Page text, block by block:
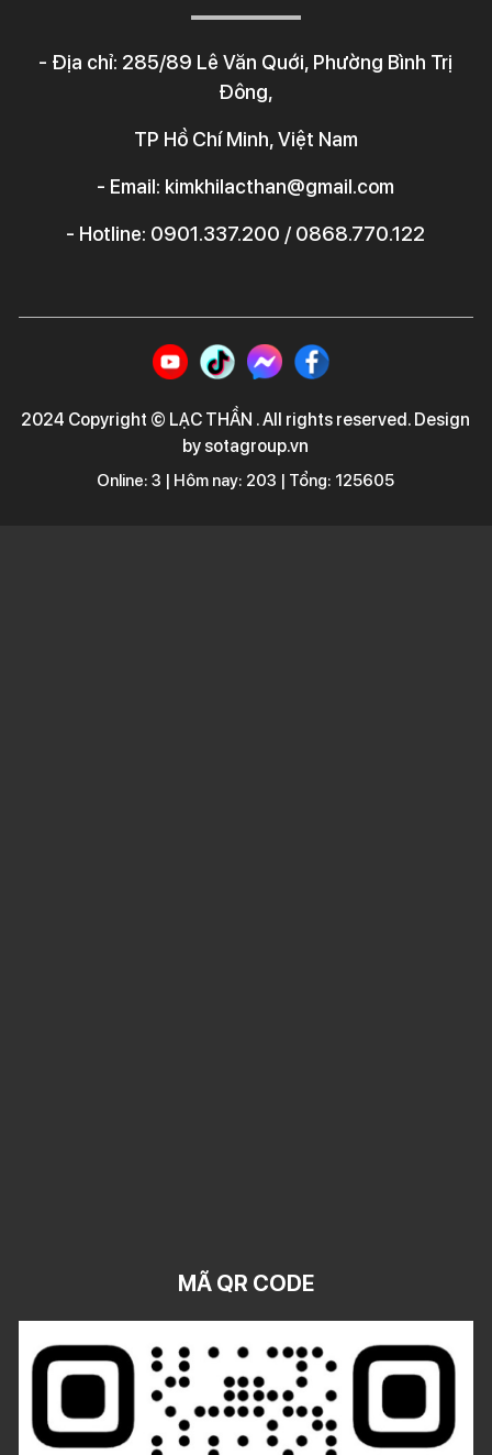
- Địa chỉ: 285/89 Lê Văn Quới, Phường Bình Trị
Đông,
TP Hồ Chí Minh, Việt Nam
- Email: kimkhilacthan@gmail.com
- Hotline: 0901.337.200 / 0868.770.122
2024 Copyright © LẠC THẦN . All rights reserved. Design
by sotagroup.vn
Online: 3 | Hôm nay: 203 | Tổng: 125605
MÃ QR CODE